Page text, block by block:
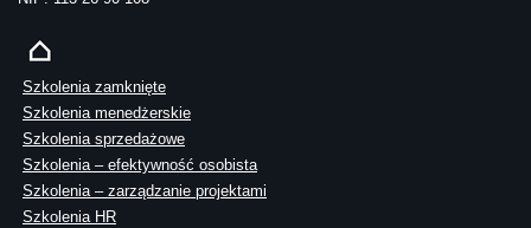
Szkolenia zamknięte
Szkolenia menedżerskie
Szkolenia sprzedażowe
Szkolenia – efektywność osobista
Szkolenia – zarządzanie projektami
Szkolenia HR